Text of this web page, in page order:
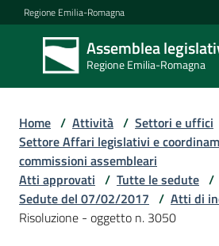
Vai al contenuto
Vai alla navigazione
Vai al footer
Regione Emilia-Romagna
Assemblea
Regione Emilia-Romagna
Assemblea
legislativa
Regione Emilia-
Assemblea
Home / Attività / Settori e uffici
Settore Affari legislativi e
commissioni assembleari
Atti approvati / Tutte le sedute /
Sedute del 07/02/2017 / Atti di
Risoluzione - oggetto n. 3050